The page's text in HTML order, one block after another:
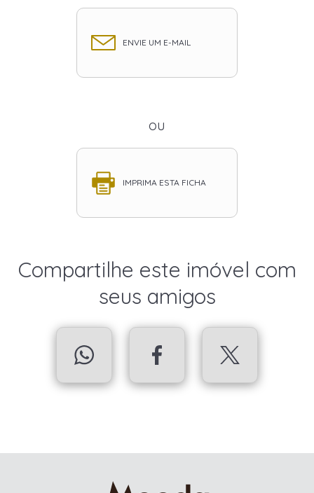
ENVIE UM E-MAIL
ou
IMPRIMA ESTA FICHA
Compartilhe este imóvel com
seus amigos